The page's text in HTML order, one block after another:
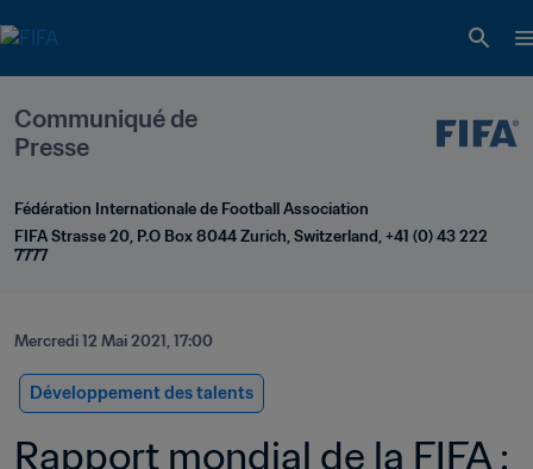
Communiqué de
Presse
Fédération Internationale de Football Association
FIFA Strasse 20, P.O Box 8044 Zurich, Switzerland, +41 (0) 43 222
7777
Mercredi 12 Mai 2021, 17:00
Développement des talents
Rapport mondial de la FIFA :